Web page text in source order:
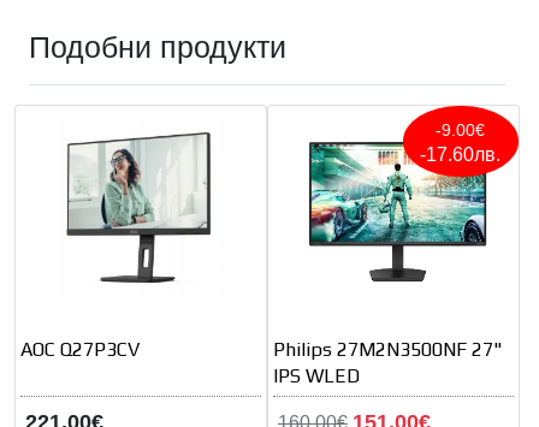
Подобни продукти
AOC Q27P3CV
221.00€
-9.00€
-17.60лв.
Philips 27M2N3500NF 27"
IPS WLED
151.00€